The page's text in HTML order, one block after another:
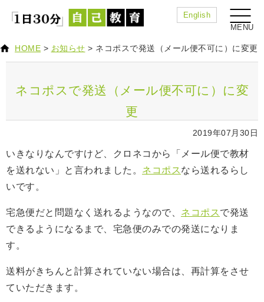
English
HOME > お知らせ > ネコポスで発送（メール便不可に）に変更
ネコポスで発送（メール便不可に）に変
更
2019年07月30日
いきなりなんですけど、クロネコから「メール便で教材
を送れない」と言われました。 ネコポスなら送れるらし
いです。
宅急便だと問題なく送れるようなので、 ネコポスで発送
できるようになるまで、宅急便のみでの発送になりま
す。
送料がきちんと計算されていない場合は、再計算をさせ
ていただきます。